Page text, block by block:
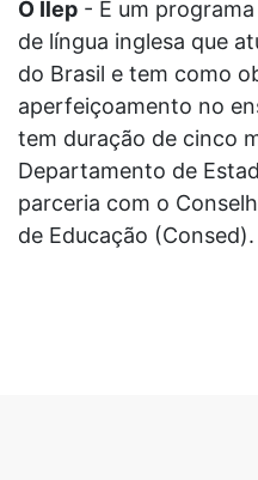
O Ilep - É um
de língua inglesa que
do Brasil e tem como
aperfeiçoamento no
tem duração de cinco
Departamento de
parceria com o
de Educação (Consed).